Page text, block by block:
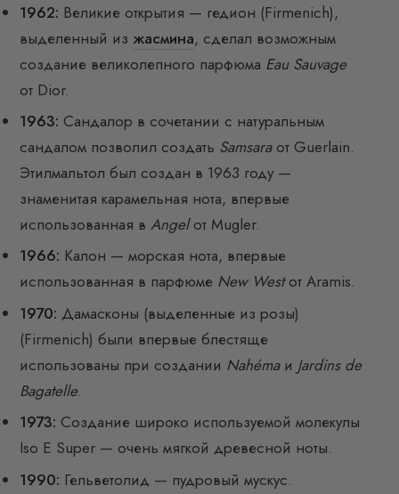
1962: Великие открытия — гедион (Firmenich),
выделенный из жасмина, сделал возможным
создание великолепного парфюма Eau Sauvage
от Dior.
1963: Сандалор в сочетании с натуральным
сандалом позволил создать Samsaraот Guerlain.
Этилмальтол был создан в 1963 году —
знаменитая карамельная нота, впервые
использованная вAngelот Mugler.
1966: Калон — морская нота, впервые
использованная в парфюме New Westот Aramis.
1970: Дамасконы (выделенные из розы)
(Firmenich) были впервые блестяще
использованы при создании Nahémaи Jardins de
Bagatelle.
1973: Создание широко используемой молекулы
Iso E Super — очень мягкой древесной ноты.
1990: Гельветолид — пудровый мускус.